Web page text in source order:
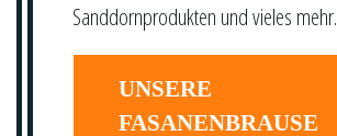
Sanddornprodukten und vieles mehr.
UNSERE
FASANENBRAUSE